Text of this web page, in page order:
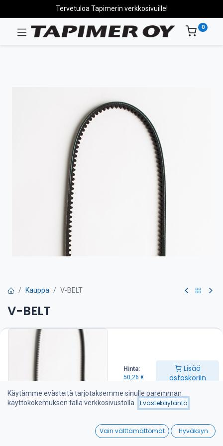
Hinta:
50,26 €
Lisää
ostoskoriin
Wishlist
Tervetuloa Tapimerin verkkosivuille!
0
Kauppa V-BELT
V-BELT
Hihna on suositeltava pitää varalla veneessä
€
Lisää ostoskoriin
Lisää toivelistalle
Käytämme evästeitä tarjotaksemme sinulle paremman
käyttökokemuksen tällä verkkosivustolla.
Evästekäytäntö
Vain välttämättömät Hyväksyn